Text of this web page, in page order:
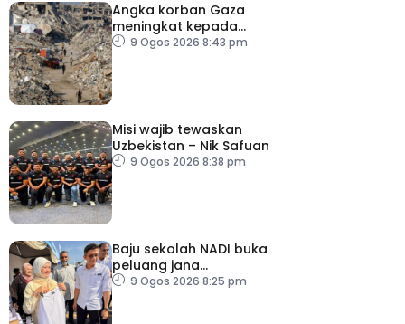
Angka korban Gaza
meningkat kepada
73,386 orang
9 Ogos 2026 8:43 pm
Misi wajib tewaskan
Uzbekistan – Nik Safuan
9 Ogos 2026 8:38 pm
Baju sekolah NADI buka
peluang jana
pendapatan, bantu
9 Ogos 2026 8:25 pm